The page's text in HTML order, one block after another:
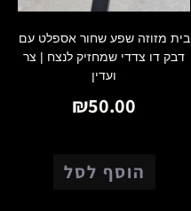
בית מזוזה שפע שחור אספלט עם
דבק דו צדדי שמחזיק לנצח | צר
ועדין
₪50.00
הוסף לסל